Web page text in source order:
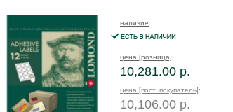
наличие:
цена [розница]:
10,281.00 р.
цена [пост. покупатель]:
10,106.00 р.